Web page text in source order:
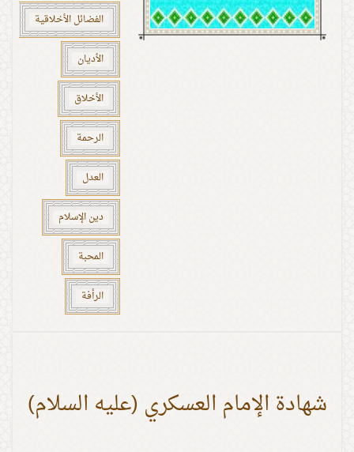
الفضائل الأخلاقية
الأديان
الأخلاق
الرحمة
العدل
دين الإسلام
المحبة
الرأفة
شهادة الإمام العسكري (عليه السلام)